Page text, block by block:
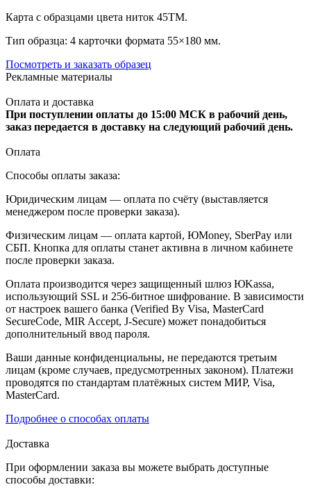
Карта с образцами цвета ниток 45ТМ.
Тип образца: 4 карточки формата 55×180 мм.
Посмотреть и заказать образец
Рекламные материалы
Оплата и доставка
При поступлении оплаты до 15:00 МСК в рабочий день,
заказ передается в доставку на следующий рабочий день.
Оплата
Способы оплаты заказа:
Юридическим лицам — оплата по счёту (выставляется
менеджером после проверки заказа).
Физическим лицам — оплата картой, ЮMoney, SberPay или
СБП. Кнопка для оплаты станет активна в личном кабинете
после проверки заказа.
Оплата производится через защищенный шлюз ЮKassa,
использующий SSL и 256-битное шифрование. В зависимости
от настроек вашего банка (Verified By Visa, MasterCard
SecureCode, MIR Accept, J-Secure) может понадобиться
дополнительный ввод пароля.
Ваши данные конфиденциальны, не передаются третьим
лицам (кроме случаев, предусмотренных законом). Платежи
проводятся по стандартам платёжных систем МИР, Visa,
MasterCard.
Подробнее о способах оплаты
Доставка
При оформлении заказа вы можете выбрать доступные
способы доставки: